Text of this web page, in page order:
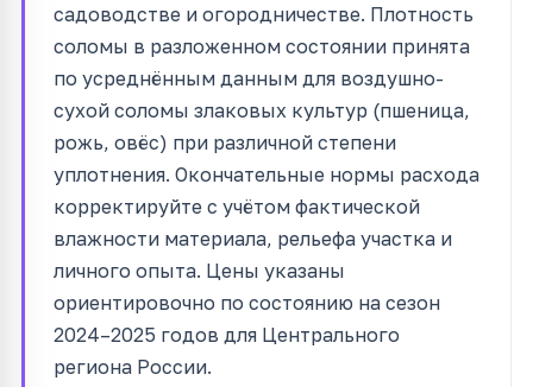
садоводстве и огородничестве. Плотность
соломы в разложенном состоянии принята
по усреднённым данным для воздушно-
сухой соломы злаковых культур (пшеница,
рожь, овёс) при различной степени
уплотнения. Окончательные нормы расхода
корректируйте с учётом фактической
влажности материала, рельефа участка и
личного опыта. Цены указаны
ориентировочно по состоянию на сезон
2024–2025 годов для Центрального
региона России.